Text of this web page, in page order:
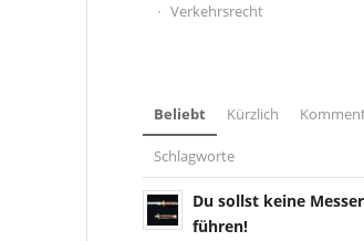
Verkehrsrecht
Beliebt Kürzlich
Schlagworte
Du sollst keine Messer
führen!